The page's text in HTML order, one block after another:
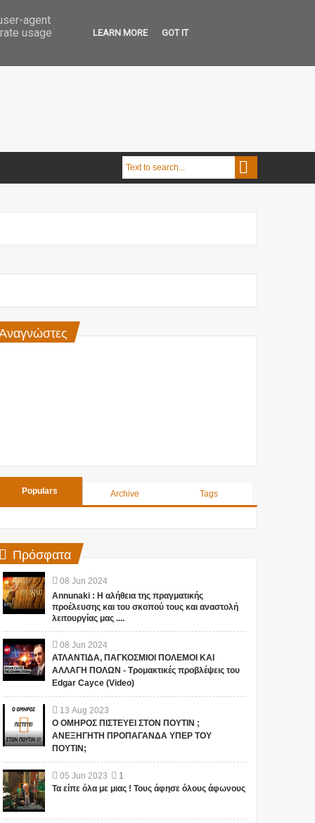
Populars Archive Tags
Πρόσφατα
08 Jun 2024
Annunaki : Η αλήθεια της πραγματικής
προέλευσης και του σκοπού τους και αναστολή
λειτουργίας μας ....
08 Jun 2024
ΑΤΛΑΝΤΙΔΑ, ΠΑΓΚΟΣΜΙΟΙ ΠΟΛΕΜΟΙ ΚΑΙ
ΑΛΛΑΓΗ ΠΟΛΩΝ - Τρομακτικές προβλέψεις του
Edgar Cayce (Video)
13 Aug 2023
Ο ΟΜΗΡΟΣ ΠΙΣΤΕΥΕΙ ΣΤΟΝ ΠΟΥΤΙΝ ;
ΑΝΕΞΗΓΗΤΗ ΠΡΟΠΑΓΑΝΔΑ ΥΠΕΡ ΤΟΥ
ΠΟΥΤΙΝ;
05 Jun 2023
1
Τα είπε όλα με μιας ! Τους άφησε όλους άφωνους
agent
usage
LEARN MORE GOT IT